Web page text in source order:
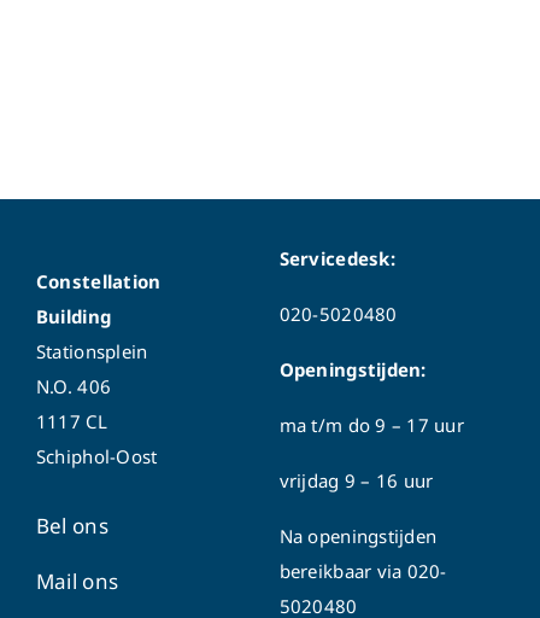
Constellation
Building
Stationsplein
N.O. 406
1117 CL
Schiphol-Oost
Bel ons
Mail ons
Servicedesk:
020-5020480
Openingstijden:
ma t/m do9 – 17 uur
vrijdag 9 – 16 uur
Na openingstijden
bereikbaar via 020-
5020480